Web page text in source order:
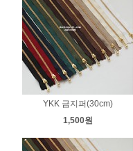
YKK 금지퍼(30cm)
1,500원